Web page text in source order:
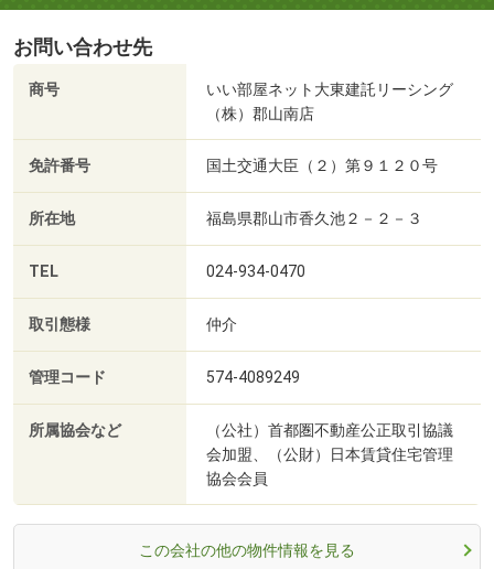
お問い合わせ先
商号
いい部屋ネット大東建託リーシング
（株）郡山南店
免許番号 国土交通大臣（２）第９１２０号
所在地 福島県郡山市香久池２－２－３
TEL 024-934-0470
取引態様 仲介
管理コード 574-4089249
所属協会など
（公社）首都圏不動産公正取引協議
会加盟、（公財）日本賃貸住宅管理
協会会員
この会社の他の物件情報を見る